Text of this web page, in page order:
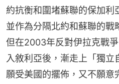
約抗衡和圍堵蘇聯的保加利
並作為分隔北約和蘇聯的戰
但在2003年反對伊拉克戰
入敘利亞後，漸走上「獨
願受美國的擺佈，又不願意